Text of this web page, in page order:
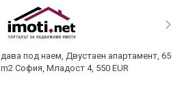
дава под наем, Двустаен апартамент, 65
m2 София, Младост 4, 550 EUR